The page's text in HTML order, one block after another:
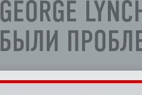
GEORGE
БЫЛИ